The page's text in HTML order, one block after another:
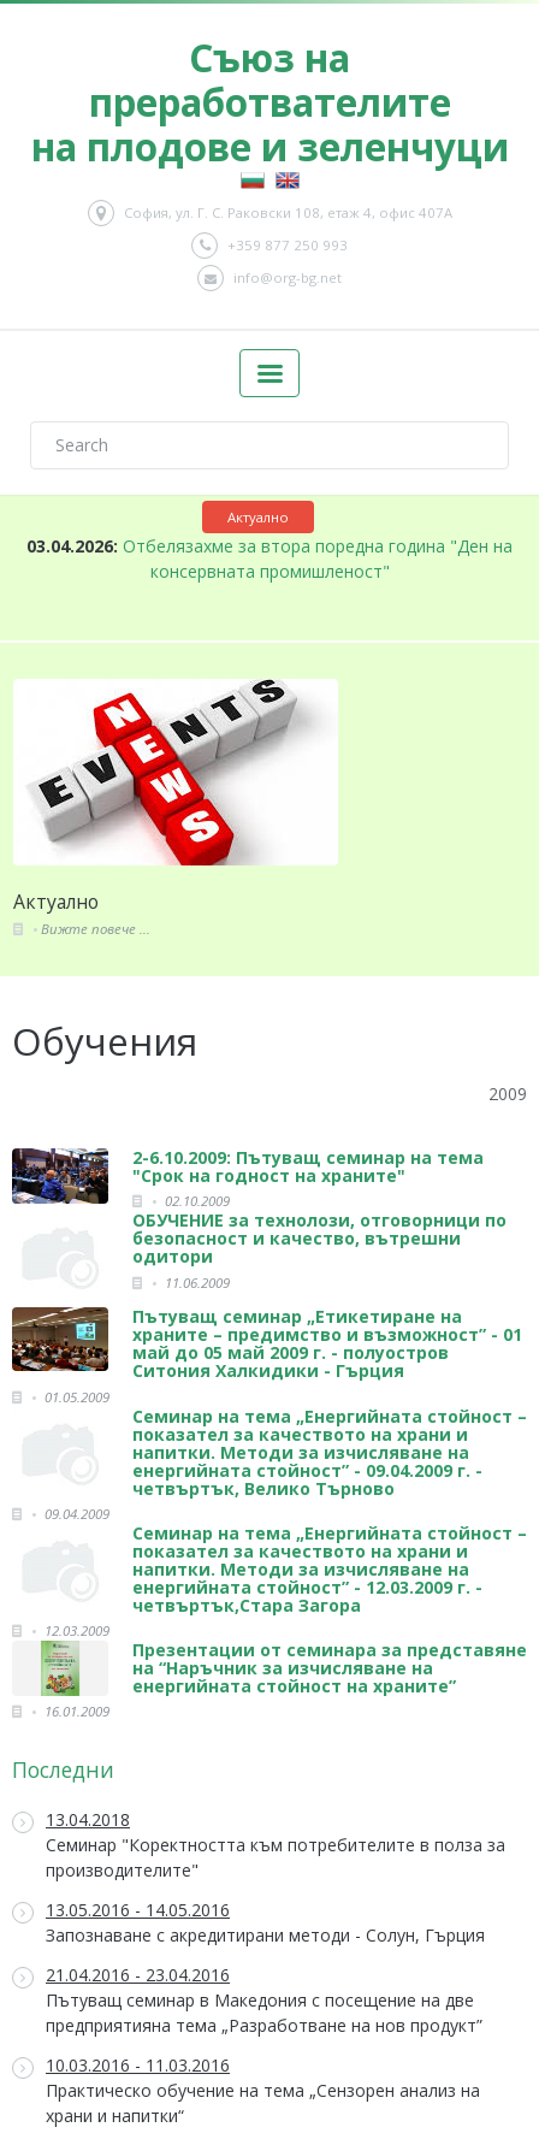
Съюз на
преработвателите
на плодове и зеленчуци
София, ул. Г. С. Раковски 108, етаж 4, офис 407А
+359 877 250 993
info@org-bg.net
Актуално
03.04.2026: Отбелязахме за втора поредна година "Ден на
консервната промишленост"
Актуално
Вижте повече ...
Обучения
2009
2-6.10.2009: Пътуващ семинар на тема
"Срок на годност на храните"
02.10.2009
ОБУЧЕНИЕ за технолози, отговорници по
безопасност и качество, вътрешни
одитори
11.06.2009
Пътуващ семинар „Етикетиране на
храните – предимство и възможност” - 01
май до 05 май 2009 г. - полуостров
Ситония Халкидики - Гърция
01.05.2009
Семинар на тема „Енергийната стойност –
показател за качеството на храни и
напитки. Методи за изчисляване на
енергийната стойност” - 09.04.2009 г. -
четвъртък, Велико Търново
09.04.2009
Семинар на тема „Енергийната стойност –
показател за качеството на храни и
напитки. Методи за изчисляване на
енергийната стойност” - 12.03.2009 г. -
четвъртък,Стара Загора
12.03.2009
Презентации от семинара за представяне
на “Наръчник за изчисляване на
енергийната стойност на храните”
16.01.2009
Последни
13.04.2018
Семинар "Коректността към потребителите в полза за
производителите"
13.05.2016 - 14.05.2016
Запознаване с акредитирани методи - Солун, Гърция
21.04.2016 - 23.04.2016
Пътуващ семинар в Македония с посещение на две
предприятияна тема „Разработване на нов продукт”
10.03.2016 - 11.03.2016
Практическо обучение на тема „Сензорен анализ на
храни и напитки“